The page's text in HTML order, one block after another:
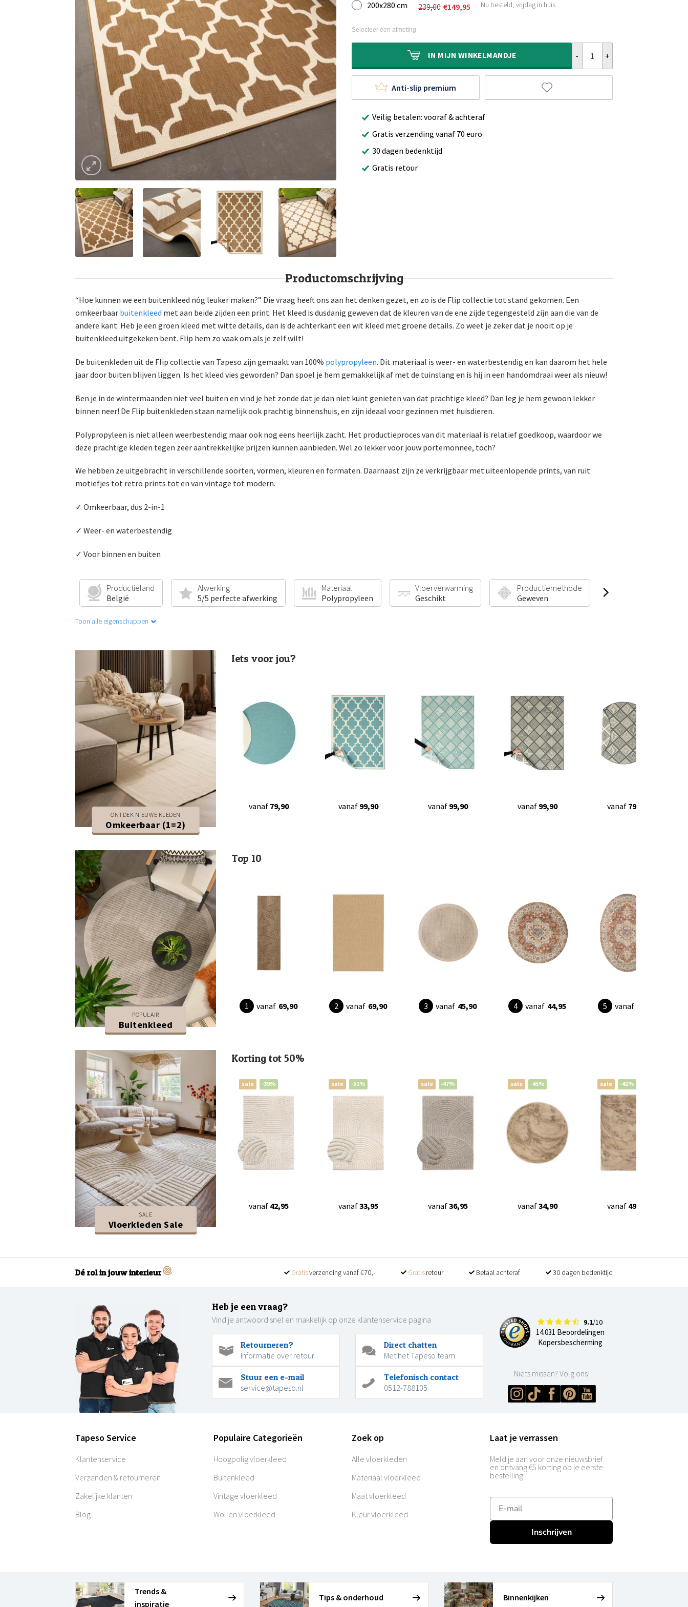
was:
is:
200x280 cm 239,00
Oorspronkelijke
€239,00.
€149,95
Huidige
€149,95.
Nu besteld, vrijdag in huis
Selecteer een afmeting
IN MIJN WINKELMANDJE
Anti-slip premium
Veilig betalen: vooraf & achteraf
Gratis verzending vanaf 70 euro
30 dagen bedenktijd
Gratis retour
Productomschrijving
“Hoe kunnen we een buitenkleed nóg leuker maken?” Die vraag heeft ons aan het denken gezet, en zo is de Flip collectie tot stand gekomen. Een
omkeerbaar buitenkleed met aan beide zijden een print. Het kleed is dusdanig geweven dat de kleuren van de ene zijde tegengesteld zijn aan die van de
andere kant. Heb je een groen kleed met witte details, dan is de achterkant een wit kleed met groene details. Zo weet je zeker dat je nooit op je
buitenkleed uitgekeken bent. Flip hem zo vaak om als je zelf wilt!
De buitenkleden uit de Flip collectie van Tapeso zijn gemaakt van 100% polypropyleen. Dit materiaal is weer- en waterbestendig en kan daarom het hele
jaar door buiten blijven liggen. Is het kleed vies geworden? Dan spoel je hem gemakkelijk af met de tuinslang en is hij in een handomdraai weer als nieuw!
Ben je in de wintermaanden niet veel buiten en vind je het zonde dat je dan niet kunt genieten van dat prachtige kleed? Dan leg je hem gewoon lekker
binnen neer! De Flip buitenkleden staan namelijk ook prachtig binnenshuis, en zijn ideaal voor gezinnen met huisdieren.
Polypropyleen is niet alleen weerbestendig maar ook nog eens heerlijk zacht. Het productieproces van dit materiaal is relatief goedkoop, waardoor we
deze prachtige kleden tegen zeer aantrekkelijke prijzen kunnen aanbieden. Wel zo lekker voor jouw portemonnee, toch?
We hebben ze uitgebracht in verschillende soorten, vormen, kleuren en formaten. Daarnaast zijn ze verkrijgbaar met uiteenlopende prints, van ruit
motiefjes tot retro prints tot en van vintage tot modern.
✓ Omkeerbaar, dus 2-in-1
✓ Weer- en waterbestendig
✓ Voor binnen en buiten
Productieland
België
Afwerking
5/5 perfecte afwerking
Materiaal
Polypropyleen
Vloerverwarming
Geschikt
Productiemethode
Geweven
Toon alle eigenschappen
ONTDEK NIEUWE KLEDEN
Omkeerbaar (1=2)
Iets voor jou?
vanaf 79,90 vanaf 99,90 vanaf 99,90 vanaf 99,90 vanaf 79,90
POPULAIR
Buitenkleed
Top 10
vanaf 69,90 vanaf 69,90 vanaf 45,90 vanaf 44,95 vanaf
SALE
Vloerkleden Sale
Korting tot 50%
sale -39%
vanaf 42,95
sale -51%
vanaf33,95
sale -47%
vanaf36,95
sale -45%
vanaf34,90
sale -41%
vanaf 49,90
Dé rol in jouw interieur Gratisverzending vanaf €70,- Gratisretour Betaal achteraf 30 dagen bedenktijd
Heb je een vraag?
Vind je antwoord snel en makkelijk op onze klantenservice pagina
Retourneren?
Informatie over retour
Direct chatten
Met het Tapeso team
Stuur een e-mail
service@tapeso.nl
Telefonisch contact
0512-788105
9.1/10
14.031 Beoordelingen
Kopersbescherming
Niets missen? Volg ons!
Tapeso Service
Klantenservice
Verzenden & retourneren
Zakelijke klanten
Blog
Populaire Categorieën
Hoogpolig vloerkleed
Buitenkleed
Vintage vloerkleed
Wollen vloerkleed
Zoek op
Alle vloerkleden
Materiaal vloerkleed
Maat vloerkleed
Kleur vloerkleed
Laat je verrassen
Meld je aan voor onze nieuwsbrief
en ontvang €5 korting op je eerste
bestelling.
E-mailadres
Inschrijven
Trends &
inspiratie
Tips & onderhoud Binnenkijken